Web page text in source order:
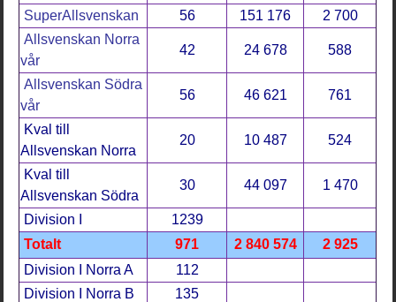
SuperAllsvenskan
56 151 176
2 700
Allsvenskan Norra
vår
42 24 678 588
Allsvenskan Södra
vår
56 46 621 761
Kval till
Allsvenskan Norra
20 10 487 524
Kval till
Allsvenskan Södra
30 44 097 1 470
Division I
1239
Totalt
971 2 840 574
2 925
Division I Norra A
112
Division I Norra B
135